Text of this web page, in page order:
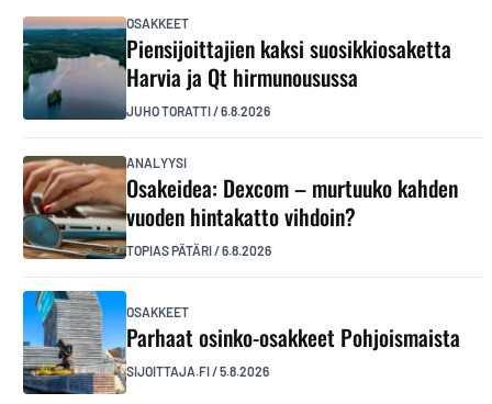
OSAKKEET
Piensijoittajien kaksi suosikkiosaketta
Harvia ja Qt hirmunousussa
JUHO TORATTI/6.8.2026
ANALYYSI
Osakeidea: Dexcom – murtuuko kahden
vuoden hintakatto vihdoin?
TOPIAS PÄTÄRI/6.8.2026
OSAKKEET
Parhaat osinko-osakkeet Pohjoismaista
SIJOITTAJA.FI/5.8.2026